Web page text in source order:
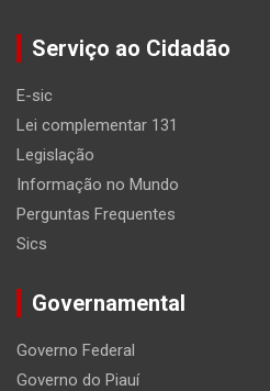
Serviço ao Cidadão
E-sic
Lei complementar 131
Legislação
Informação no Mundo
Perguntas Frequentes
Sics
Governamental
Governo Federal
Governo do Piauí